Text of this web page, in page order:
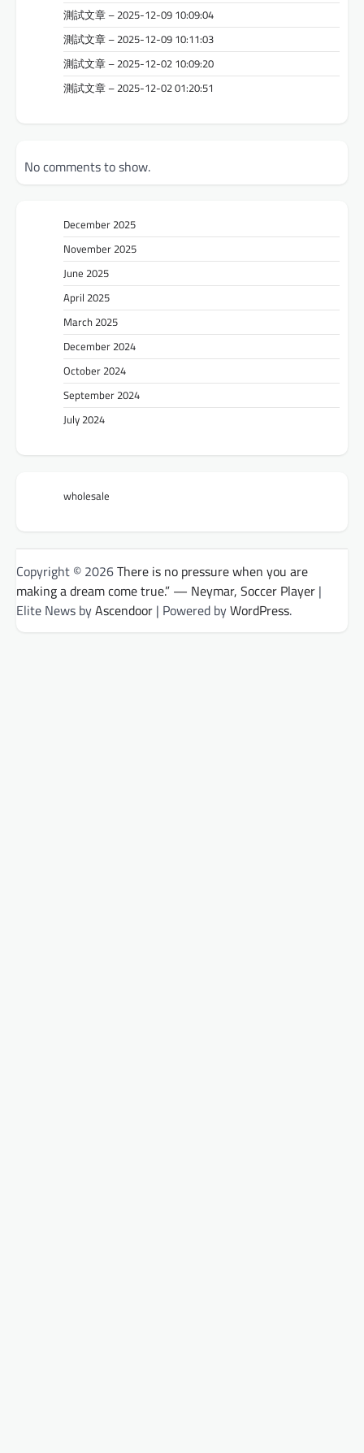
測試文章 – 2025-12-09 10:09:04
測試文章 – 2025-12-09 10:11:03
測試文章 – 2025-12-02 10:09:20
測試文章 – 2025-12-02 01:20:51
No comments to show.
December 2025
November 2025
June 2025
April 2025
March 2025
December 2024
October 2024
September 2024
July 2024
wholesale
Copyright © 2026There is no pressure when you are
making a dream come true.” — Neymar, Soccer Player |
Elite News byAscendoor | Powered byWordPress.